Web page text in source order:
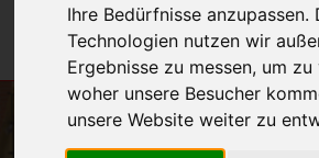
Ihre Bedürfnisse anzupassen.
Technologien nutzen wir
Ergebnisse zu messen, um zu
woher unsere Besucher
unsere Website weiter zu